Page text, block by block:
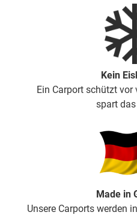
Kein
Ein Carport schützt vor
spart
Made in
Unsere Carports werden